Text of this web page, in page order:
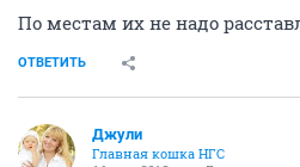
По местам их не надо
ОТВЕТИТЬ
Джули
Главная кошка НГС